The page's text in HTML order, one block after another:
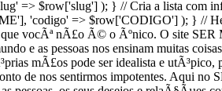
=> $row['slug'] ); } // Cria a lista com
'codigo' => $row['CODIGO'] ); } //
vocÃª nÃ£o Ã© o Ãºnico. O site
e as pessoas nos ensinam muitas
mÃ£os pode ser idealista e
de nos sentirmos impotentes. Aqui